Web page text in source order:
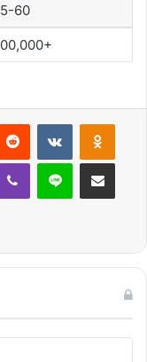
60
Reddit VKontakte
Viber Line E-Posta ile